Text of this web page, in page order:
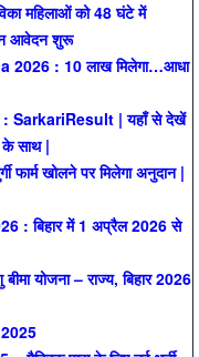
महिलाओं को 48 घंटे में
आवेदन शुरू
: 10 लाख मिलेगा…आधा
SarkariResult | यहाँ से देखें
साथ |
खोलने पर मिलेगा अनुदान |
: बिहार में 1 अप्रैल 2026 से
योजना – राज्य, बिहार 2026